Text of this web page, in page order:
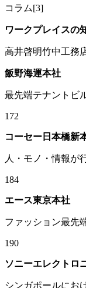
コラム[3]
ワークプレイスの
高井啓明竹中工務
飯野海運本社
最先端テナントビ
172
コーセー日本橋新
人・モノ・情報が
184
エース東京本社
ファッション最先
190
ソニーエレクトロ
シンガポールにお